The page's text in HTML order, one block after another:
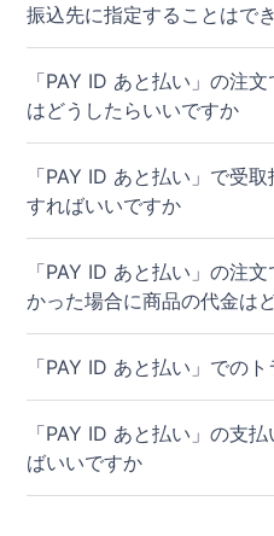
振込先に指定することはで
「PAY ID あと払い」の注
はどうしたらいいですか
「PAY ID あと払い」で受
すればいいですか
「PAY ID あと払い」の注
かった場合に商品の代金は
「PAY ID あと払い」での
「PAY ID あと払い」の支
ばいいですか